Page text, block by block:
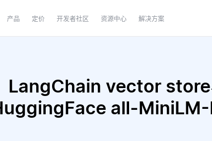
产品 定价 开发者社区 资源中心 解决方案
LangChain vector
all-MiniLM-